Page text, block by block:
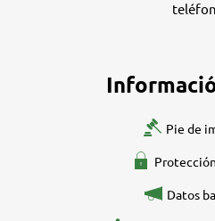
Pie de
Datos